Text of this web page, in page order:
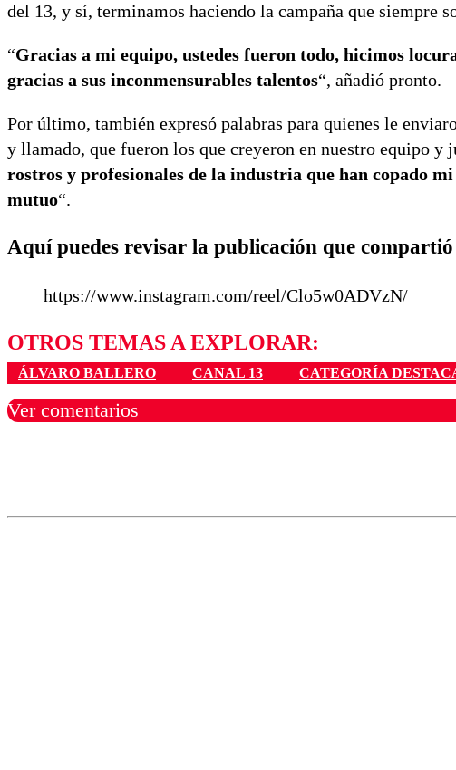
del 13, y sí, terminamos haciendo la campaña que siempre
“Gracias a mi equipo, ustedes fueron todo, hicimos
gracias a sus inconmensurables talentos“, añadió pronto.
Por último, también expresó palabras para quienes le
y llamado, que fueron los que creyeron en nuestro equipo y
rostros y profesionales de la industria que han copado
mutuo“.
Aquí puedes revisar la publicación que
https://www.instagram.com/reel/Clo5w0ADVzN/
OTROS TEMAS A EXPLORAR:
ÁLVARO BALLERO CANAL 13 CATEGORÍA
Ver comentarios